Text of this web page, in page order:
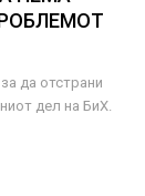
да отстрани
дел на БиХ.